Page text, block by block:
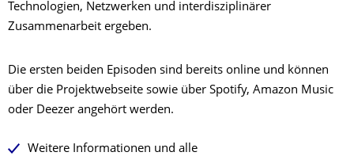
Technologien, Netzwerken und interdisziplinärer
Zusammenarbeit ergeben.
Die ersten beiden Episoden sind bereits online und können
über die Projektwebseite sowie über Spotify, Amazon Music
oder Deezer angehört werden.
Weitere Informationen und alle